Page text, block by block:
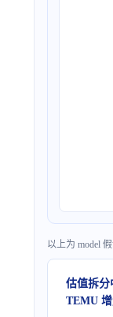
以上为 model
估值拆分
TEMU